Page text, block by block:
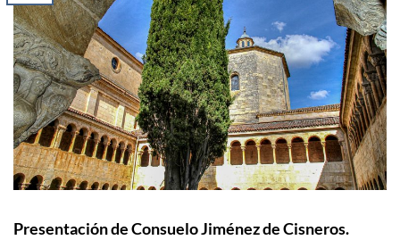
Presentación deConsuelo Jiménez de Cisneros.